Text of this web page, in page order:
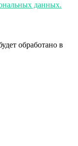
данных.
обработано в